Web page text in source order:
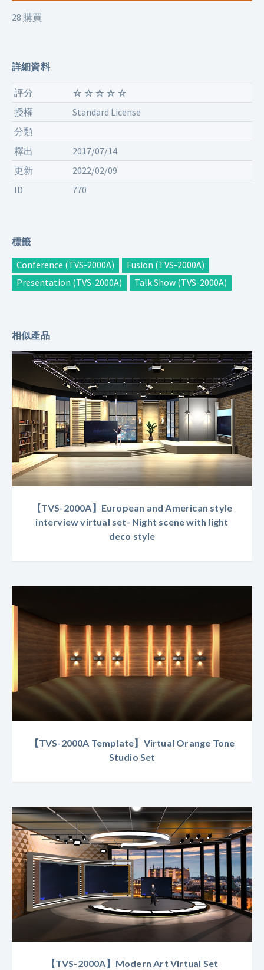
28 購買
詳細資料
評分
授權
Standard License
分類
釋出
2017/07/14
更新
2022/02/09
ID
770
標籤
Conference (TVS-2000A)
Fusion (TVS-2000A)
Presentation (TVS-2000A)
Talk Show (TVS-2000A)
相似產品
【TVS-2000A】European and American style
interview virtual set- Night scene with light
deco style
【TVS-2000A Template】Virtual Orange Tone
Studio Set
【TVS-2000A】Modern Art Virtual Set